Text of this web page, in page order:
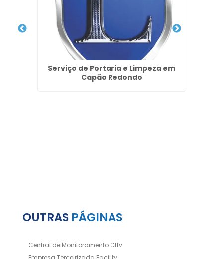
Serviço de Portaria e Limpeza em
Capão Redondo
OUTRAS PÁGINAS
Central de Monitoramento Cftv
Empresa Terceirizada Facility